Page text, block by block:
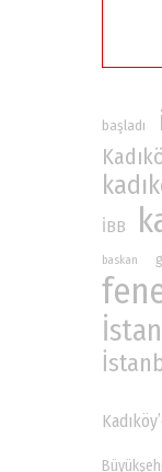
başladı
İBB
baskan